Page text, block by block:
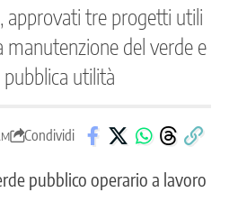
approvati tre progetti utili
manutenzione del verde e
utilità
Condividi